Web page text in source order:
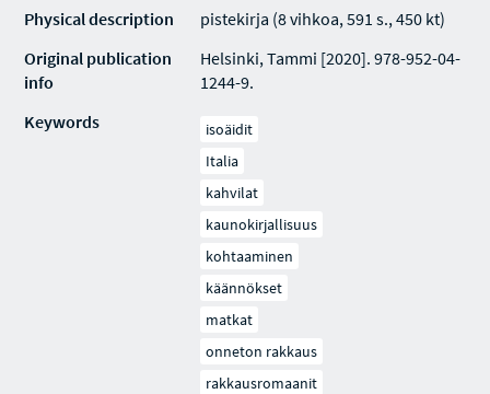
Physical description
pistekirja (8 vihkoa, 591 s., 450 kt)
Original publication
info
Helsinki, Tammi [2020]. 978-952-04-
1244-9.
Keywords
isoäidit
Italia
kahvilat
kaunokirjallisuus
kohtaaminen
käännökset
matkat
onneton rakkaus
rakkausromaanit